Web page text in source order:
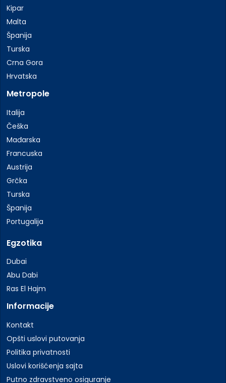
Kipar
Malta
Španija
Turska
Crna Gora
Hrvatska
Metropole
Italija
Češka
Mađarska
Francuska
Austrija
Grčka
Turska
Španija
Portugalija
Egzotika
Dubai
Abu Dabi
Ras El Hajm
Informacije
Kontakt
Opšti uslovi putovanja
Politika privatnosti
Uslovi korišćenja sajta
Putno zdravstveno osiguranje